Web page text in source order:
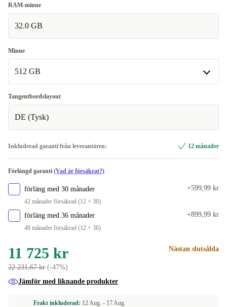
Bra skick
Mycket bra skick
Nyskick
RAM-minne
32.0 GB
Minne
512 GB
512 GB
1000 GB
+1 100 kr
Tangentbordslayout
DE (Tysk)
Inkluderad garanti från leverantören: 12 månader
Förlängd garanti (Vad är försäkrat?)
förläng med 30 månader
42 månader försäkrad (12 + 30)
+599,99 kr
förläng med 36 månader
48 månader försäkrad (12 + 36)
+899,99 kr
11 725 kr
22 231,67 kr (-47%)
Nästan slutsålda
Jämför med liknande produkter
Frakt inkluderad: 12 Aug. - 17 Aug.